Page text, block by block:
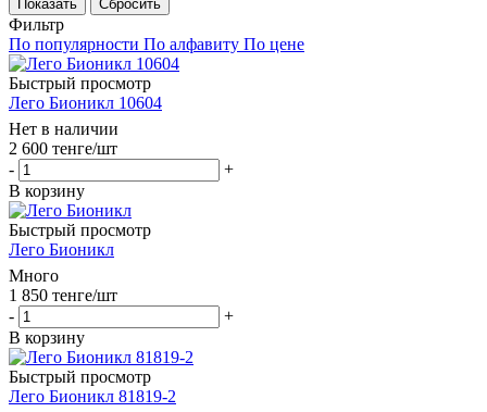
Сбросить
Фильтр
По популярности По алфавиту По цене
Быстрый просмотр
Лего Бионикл 10604
Нет в наличии
2 600 тенге/шт
-
+
В корзину
Быстрый просмотр
Лего Бионикл
Много
1 850 тенге/шт
-
+
В корзину
Быстрый просмотр
Лего Бионикл 81819-2